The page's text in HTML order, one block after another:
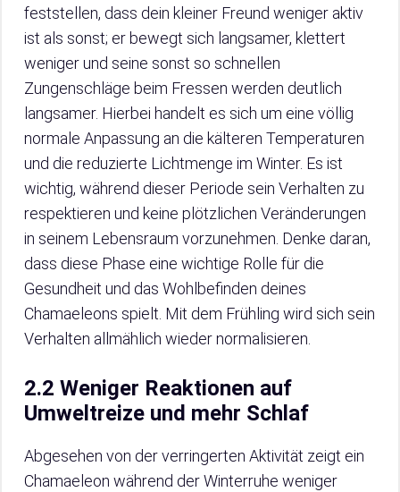
feststellen, dass dein kleiner Freund weniger aktiv
ist als sonst; er bewegt sich langsamer, klettert
weniger und seine sonst so schnellen
Zungenschläge beim Fressen werden deutlich
langsamer. Hierbei handelt es sich um eine völlig
normale Anpassung an die kälteren Temperaturen
und die reduzierte Lichtmenge im Winter. Es ist
wichtig, während dieser Periode sein Verhalten zu
respektieren und keine plötzlichen Veränderungen
in seinem Lebensraum vorzunehmen. Denke daran,
dass diese Phase eine wichtige Rolle für die
Gesundheit und das Wohlbefinden deines
Chamaeleons spielt. Mit dem Frühling wird sich sein
Verhalten allmählich wieder normalisieren.
2.2 Weniger Reaktionen auf
Umweltreize und mehr Schlaf
Abgesehen von der verringerten Aktivität zeigt ein
Chamaeleon während der Winterruhe weniger